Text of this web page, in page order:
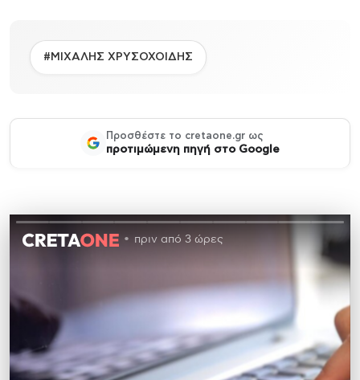
#ΜΙΧΑΛΗΣ ΧΡΥΣΟΧΟΙΔΗΣ
Προσθέστε το cretaone.gr ως
προτιμώμενη πηγή στο Google
πριν από 3 ώρες